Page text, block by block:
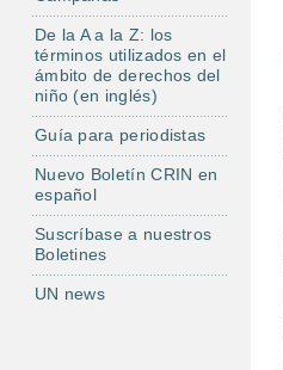
De la A a la Z: los
términos utilizados en el
ámbito de derechos del
niño (en inglés)
Guía para periodistas
Nuevo Boletín CRIN en
español
Suscríbase a nuestros
Boletines
UN news